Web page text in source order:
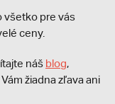
všetko pre vás
ceny.
náš blog,
žiadna zľava ani